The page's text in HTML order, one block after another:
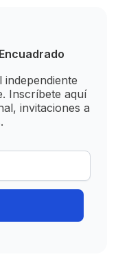
Inscríbete aquí
invitaciones a